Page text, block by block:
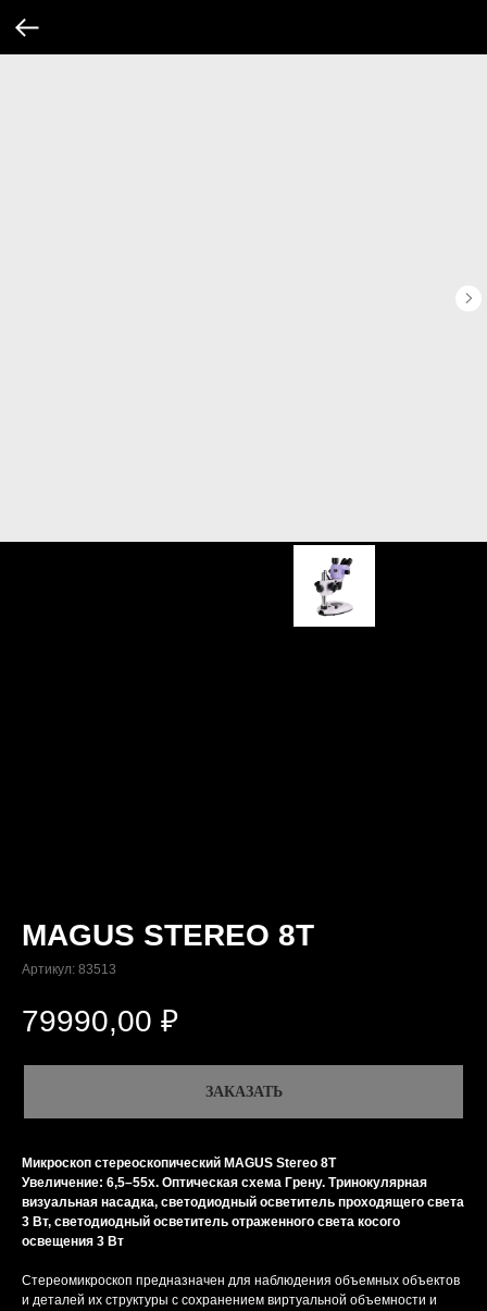
MAGUS STEREO 8T
Артикул: 83513
79990,00 ₽
ЗАКАЗАТЬ
Микроскоп стереоскопический MAGUS Stereo 8T
Увеличение: 6,5–55х. Оптическая схема Грену. Тринокулярная
визуальная насадка, светодиодный осветитель проходящего света
3 Вт, светодиодный осветитель отраженного света косого
освещения 3 Вт
Стереомикроскоп предназначен для наблюдения объемных объектов
и деталей их структуры с сохранением виртуальной объемности и